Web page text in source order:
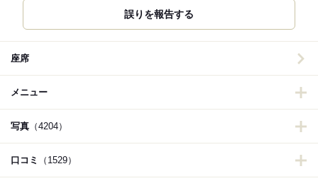
誤りを報告する
座席
メニュー
写真 （4204）
口コミ （1529）